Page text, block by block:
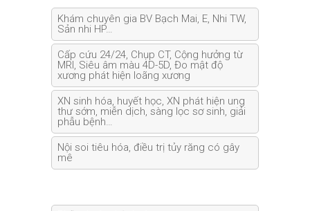
Khám chuyên gia BV Bạch Mai, E, Nhi TW,
Sản nhi HP…
Cấp cứu 24/24, Chụp CT, Cộng hưởng từ
MRI, Siêu âm màu 4D-5D, Đo mật độ
xương phát hiện loãng xương
XN sinh hóa, huyết học, XN phát hiện ung
thư sớm, miễn dịch, sàng lọc sơ sinh, giải
phẫu bệnh…
Nội soi tiêu hóa, điều trị tủy răng có gây
mê